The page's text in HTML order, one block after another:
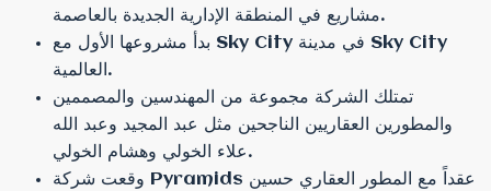
مشاريع في المنطقة الإدارية الجديدة بالعاصمة.
بدأ مشروعها الأول مع Sky City في مدينة Sky City
العالمية.
تمتلك الشركة مجموعة من المهندسين والمصممين
والمطورين العقاريين الناجحين مثل عبد المجيد وعبد الله
علاء الخولي وهشام الخولي.
وقعت شركة Pyramids عقداً مع المطور العقاري حسين